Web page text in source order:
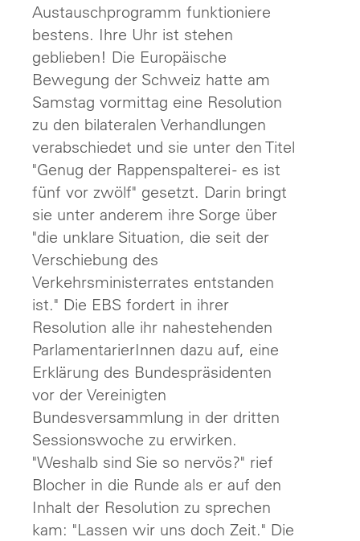
Austauschprogramm funktioniere
bestens. Ihre Uhr ist stehen
geblieben! Die Europäische
Bewegung der Schweiz hatte am
Samstag vormittag eine Resolution
zu den bilateralen Verhandlungen
verabschiedet und sie unter den Titel
"Genug der Rappenspalterei - es ist
fünf vor zwölf" gesetzt. Darin bringt
sie unter anderem ihre Sorge über
"die unklare Situation, die seit der
Verschiebung des
Verkehrsministerrates entstanden
ist." Die EBS fordert in ihrer
Resolution alle ihr nahestehenden
ParlamentarierInnen dazu auf, eine
Erklärung des Bundespräsidenten
vor der Vereinigten
Bundesversammlung in der dritten
Sessionswoche zu erwirken.
"Weshalb sind Sie so nervös?" rief
Blocher in die Runde als er auf den
Inhalt der Resolution zu sprechen
kam: "Lassen wir uns doch Zeit." Die